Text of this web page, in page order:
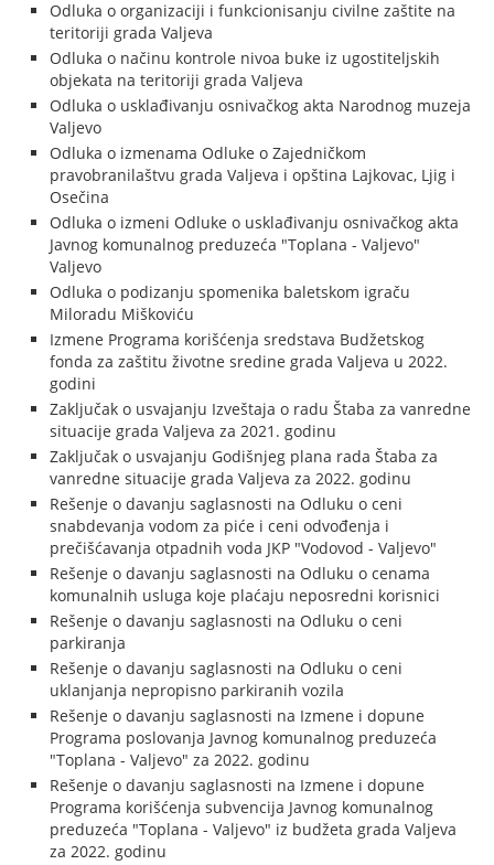
Odluka o organizaciji i funkcionisanju civilne zaštite na
teritoriji grada Valjeva
Odluka o načinu kontrole nivoa buke iz ugostiteljskih
objekata na teritoriji grada Valjeva
Odluka o usklađivanju osnivačkog akta Narodnog muzeja
Valjevo
Odluka o izmenama Odluke o Zajedničkom
pravobranilaštvu grada Valjeva i opština Lajkovac, Ljig i
Osečina
Odluka o izmeni Odluke o usklađivanju osnivačkog akta
Javnog komunalnog preduzeća "Toplana - Valjevo"
Valjevo
Odluka o podizanju spomenika baletskom igraču
Miloradu Miškoviću
Izmene Programa korišćenja sredstava Budžetskog
fonda za zaštitu životne sredine grada Valjeva u 2022.
godini
Zaključak o usvajanju Izveštaja o radu Štaba za vanredne
situacije grada Valjeva za 2021. godinu
Zaključak o usvajanju Godišnjeg plana rada Štaba za
vanredne situacije grada Valjeva za 2022. godinu
Rešenje o davanju saglasnosti na Odluku o ceni
snabdevanja vodom za piće i ceni odvođenja i
prečišćavanja otpadnih voda JKP "Vodovod - Valjevo"
Rešenje o davanju saglasnosti na Odluku o cenama
komunalnih usluga koje plaćaju neposredni korisnici
Rešenje o davanju saglasnosti na Odluku o ceni
parkiranja
Rešenje o davanju saglasnosti na Odluku o ceni
uklanjanja nepropisno parkiranih vozila
Rešenje o davanju saglasnosti na Izmene i dopune
Programa poslovanja Javnog komunalnog preduzeća
"Toplana - Valjevo" za 2022. godinu
Rešenje o davanju saglasnosti na Izmene i dopune
Programa korišćenja subvencija Javnog komunalnog
preduzeća "Toplana - Valjevo" iz budžeta grada Valjeva
za 2022. godinu